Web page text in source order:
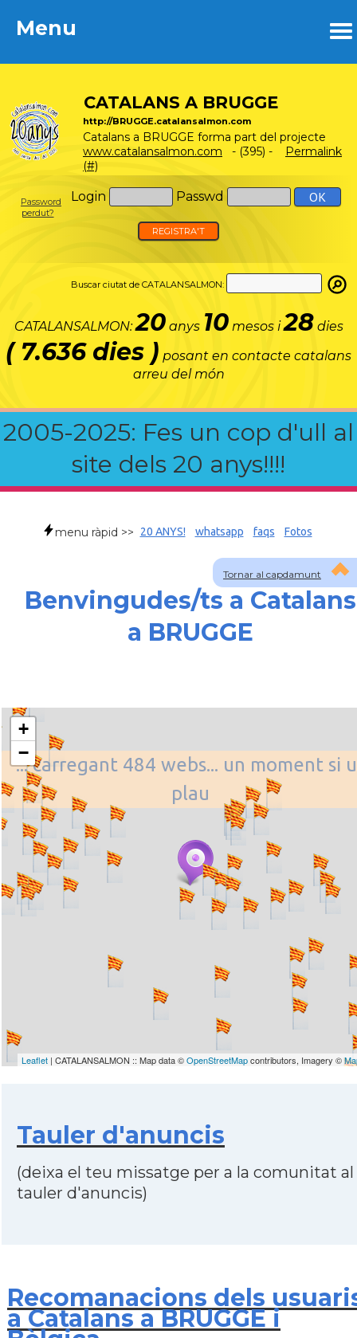
Menu
CATALANS A BRUGGE
http://BRUGGE.catalansalmon.com
Catalans a BRUGGE forma part del projecte
www.catalansalmon.com - (395) - Permalink
(#)
Login Passwd
Password
perdut?
REGISTRA'T
Buscar ciutat de CATALANSALMON:
CATALANSALMON:20anys 10mesos i28 dies
( 7.636 dies ) posant en contacte catalans
arreu del món
2005-2025: Fes un cop d'ull al
site dels 20 anys!!!!
Menu
Tornar al capdamunt
menu ràpid >> 20 ANYS! whatsapp faqs Fotos
Benvingudes/ts a Catalans
a BRUGGE
... carregant 484 webs... un moment si
plau
+
−
Leaflet | CATALANSALMON :: Map data ©OpenStreetMapcontributors, Imagery ©
Tauler d'anuncis
(deixa el teu missatge per a la comunitat al
tauler d'anuncis)
Recomanacions dels
a Catalans a BRUGGE i